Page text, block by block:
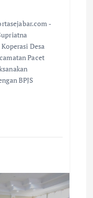
-
Desa
Pacet
BPJS